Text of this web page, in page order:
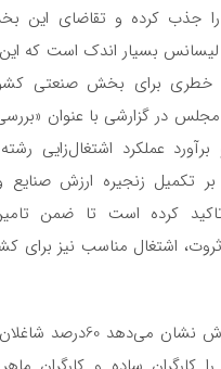
جذب کرده و تقاضای این
از لیسانس بسیار اندک است که
خطری برای بخش صنعتی
در گزارشی با عنوان
عملکرد اشتغال‌زایی
بر تکمیل زنجیره ارزش صنایع
کرده است تا ضمن
اشتغال مناسب نیز برای
یافته‌‌‌های این گزارش نشان